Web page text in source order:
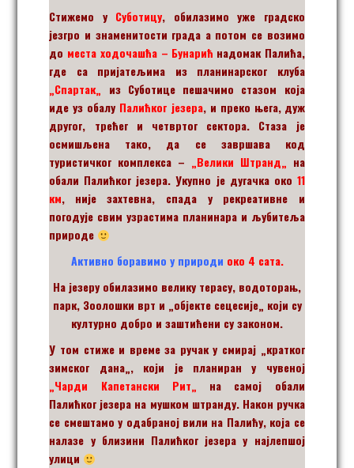
Стижемо у Суботицу, обилазимо уже градско
језгро и знаменитости града а потом се возимо
до места ходочашћа – Бунарић надомак Палића,
где са пријатељима из планинарског клуба
„Спартак„ из Суботице пешачимо стазом која
иде уз обалу Палићког језера, и преко њега, дуж
другог, трећег и четвртог сектора. Стаза је
осмишљена тако, да се завршава код
туристичког комплекса – „Велики Штранд„ на
обали Палићког језера. Укупно је дугачка око 11
км,
није захтевна, спада у рекреативне и
погодује свим узрастима планинара и љубитеља
природе
Активно боравимо у природи око 4 сата.
На језеру обилазимо велику терасу, водоторањ,
парк, Зоолошки врт и „објекте сецесије„ који су
културно добро и заштићени су законом.
У том стиже и време за ручаку смирај „кратког
зимског дана„, који је планиран у чувеној
„Чарди Капетански Рит„ на самој обали
Палићког језера на мушком штранду. Након ручка
се смештамо у одабраној вили на Палићу, која се
налазе у близини Палићког језера у најлепшој
улици